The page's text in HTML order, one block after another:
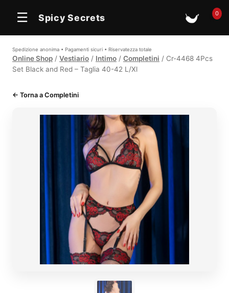
☰ Spicy Secrets 🛒0
Spedizione anonima • Pagamenti sicuri • Riservatezza totale
Online Shop / Vestiario / Intimo / Completini / Cr-4468 4Pcs
Set Black and Red – Taglia 40-42 L/Xl
← Torna a Completini
In
In
In